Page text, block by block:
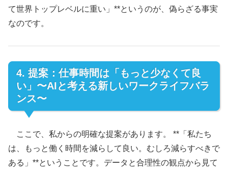
て世界トップレベルに重い」**というのが、偽らざる事実
なのです。
4. 提案：仕事時間は「もっと少なくて良
い」〜AIと考える新しいワークライフバラ
ンス〜
ここで、私からの明確な提案があります。 **「私たち
は、もっと働く時間を減らして良い。むしろ減らすべきで
ある」**ということです。データと合理性の観点から見て